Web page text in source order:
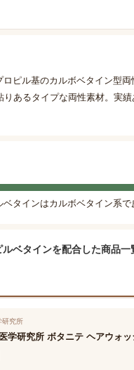
ロピル基のカルボベタイン型
りあるタイプな両性素材。実
ベタインはカルボベタイン系
ルベタインを配合した商品一
研究所
学研究所 ボタニテ ヘアウォッ